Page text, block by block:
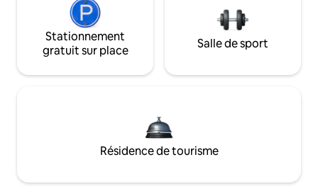
Stationnement
gratuit sur place
Salle de sport
Résidence de tourisme